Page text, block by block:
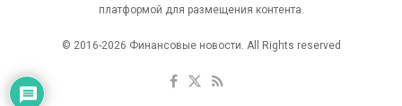
платформой для размещения контента.
© 2016-2026 Финансовые новости. All Rights reserved